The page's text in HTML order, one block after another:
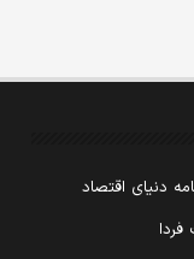
دنیای اقتصاد